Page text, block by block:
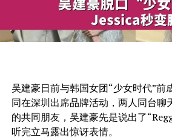
吴建豪日前与韩国女团“少女时代”前
同在深圳出席品牌活动，两人同台聊
的共同朋友，吴建豪先是说出了
听完立马露出惊讶表情。